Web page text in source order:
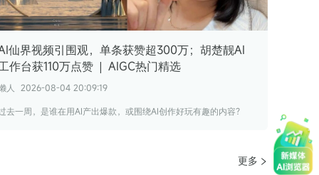
仙界视频引围观，单条获赞超300万；胡楚靓AI
作台获110万点赞 | AIGC热门精选
人 2026-08-04 20:09:19
去一周，是谁在用AI产出爆款，或围绕AI创作好玩有趣的内容？
更多